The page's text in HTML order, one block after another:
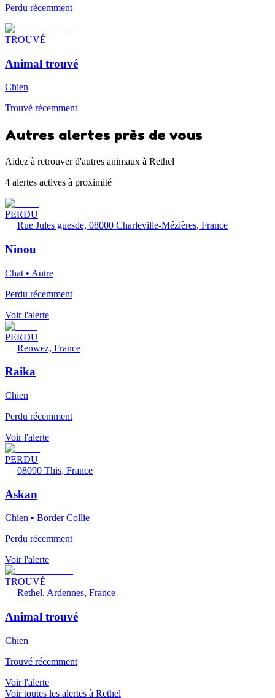
Perdu récemment
TROUVÉ
Animal trouvé
Chien
Trouvé récemment
Autres alertes près de vous
Aidez à retrouver d'autres animaux à Rethel
4 alertes actives à proximité
PERDU
Rue Jules guesde, 08000 Charleville-Mézières, France
Ninou
Chat • Autre
Perdu récemment
Voir l'alerte
PERDU
Renwez, France
Raika
Chien
Perdu récemment
Voir l'alerte
PERDU
08090 This, France
Askan
Chien • Border Collie
Perdu récemment
Voir l'alerte
TROUVÉ
Rethel, Ardennes, France
Animal trouvé
Chien
Trouvé récemment
Voir l'alerte
Voir toutes les alertes à Rethel